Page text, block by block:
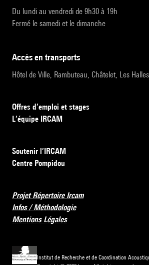
Du lundi au vendredi de 9h30 à 19h
Fermé le samedi et le dimanche
accès en transports
Hôtel de Ville, Rambuteau, Châtelet, Les Halles
Offres d’emploi et stages
L’équipe IRCAM
Soutenir l’IRCAM
Centre Pompidou
Projet Répertoire Ircam
Infos / Méthodologie
Mentions Légales
Institut de Recherche et de Coordination